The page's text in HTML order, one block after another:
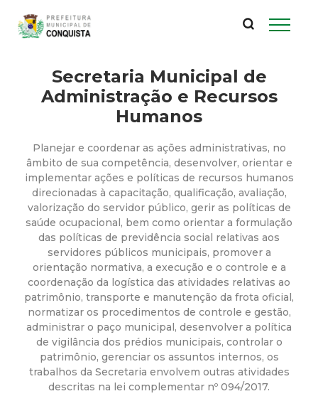
conteúdo
principal
P
e
e
i
t
u
r
a
M
Secretaria Municipal de
Administração e Recursos
Humanos
Planejar e coordenar as ações administrativas, no
âmbito de sua competência, desenvolver, orientar e
implementar ações e políticas de recursos humanos
direcionadas à capacitação, qualificação, avaliação,
valorização do servidor público, gerir as políticas de
saúde ocupacional, bem como orientar a formulação
das políticas de previdência social relativas aos
servidores públicos municipais, promover a
orientação normativa, a execução e o controle e a
coordenação da logística das atividades relativas ao
patrimônio, transporte e manutenção da frota oficial,
normatizar os procedimentos de controle e gestão,
administrar o paço municipal, desenvolver a política
de vigilância dos prédios municipais, controlar o
patrimônio, gerenciar os assuntos internos, os
trabalhos da Secretaria envolvem outras atividades
descritas na lei complementar nº 094/2017.